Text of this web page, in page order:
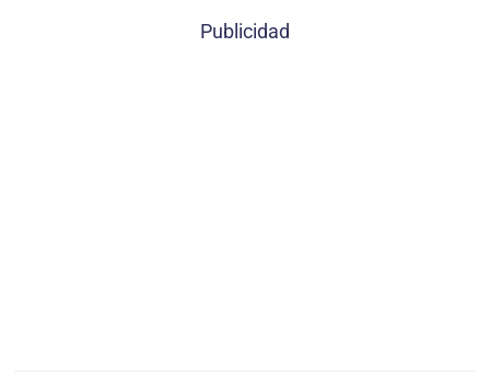
Publicidad